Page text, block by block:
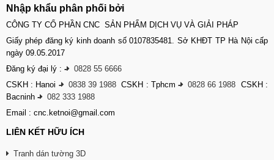
Nhập khẩu phân phối bởi
CÔNG TY CỔ PHẦN CNC SẢN PHẨM DỊCH VỤ VÀ GIẢI PHÁP
Giấy phép đăng ký kinh doanh số 0107835481. Sở KHĐT TP Hà Nội cấp
ngày 09.05.2017
Đăng ký đại lý : -
0828 55 6666
CSKH : Hanoi - 0838 39 1988 CSKH : Tphcm- 0828 66 1988 CSKH :
Bacninh -
082 333 1988
Email : cnc.ketnoi@gmail.com
LIÊN KẾT HỮU ÍCH
Tranh dán tường 3D